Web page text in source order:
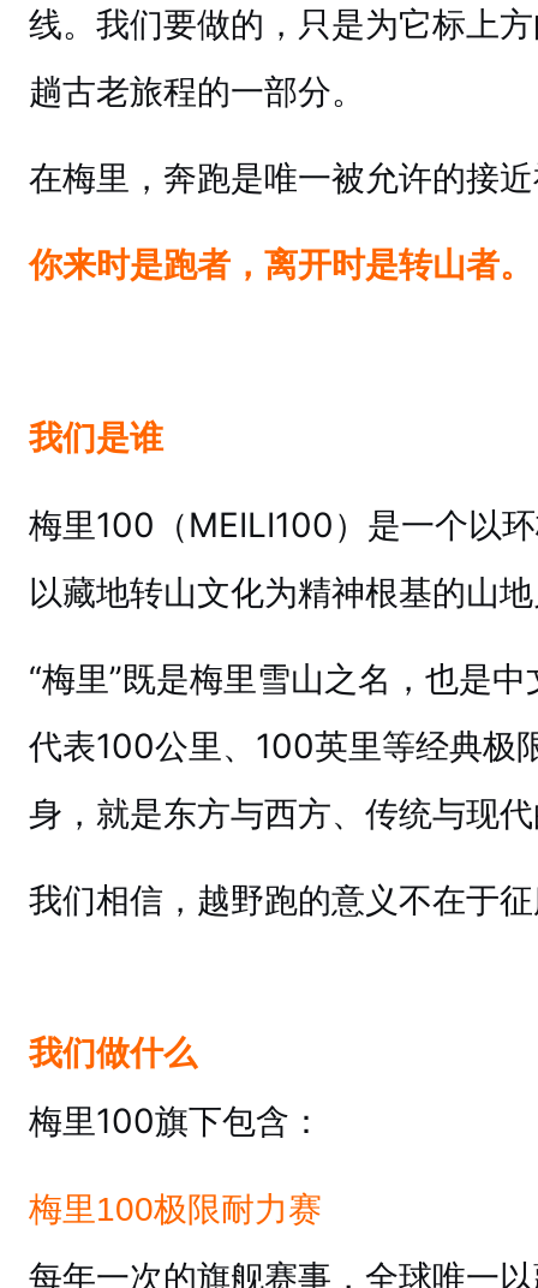
线。我们要做的，只是为它标上
趟古老旅程的一部分。
在梅里，奔跑是唯一被允许的接
你来时是跑者，离开时是转山者。
我们是谁
梅里100（MEILI100）是一个以
以藏地转山文化为精神根基的山
“梅里”既是梅里雪山之名，也是
代表100公里、100英里等经典极
身，就是东方与西方、传统与现
我们相信，越野跑的意义不在于
我们做什么
梅里100旗下包含：
梅里100极限耐力赛
每年一次的旗舰赛事，全球唯一